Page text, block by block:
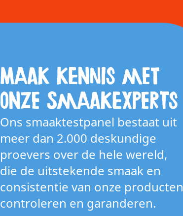
Maak kennis met
onze smaakexperts
Ons smaaktestpanel bestaat uit
meer dan 2.000 deskundige
proevers over de hele wereld,
die de uitstekende smaak en
consistentie van onze producten
controleren en garanderen.